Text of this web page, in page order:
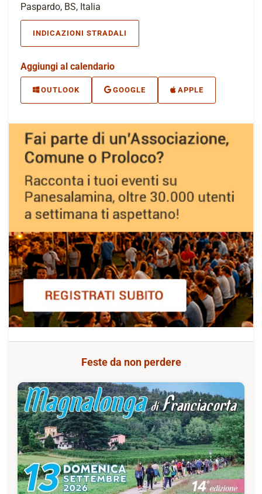
Paspardo, BS, Italia
INDICAZIONI STRADALI
Aggiungi al calendario
OUTLOOK GOOGLE APPLE
Feste da non perdere